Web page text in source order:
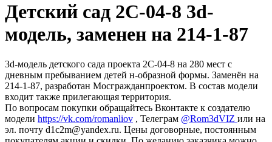
Детский сад 2С-04-8 3d-
модель, заменен на 214-1-87
3d-модель детского сада проекта 2С-04-8 на 280 мест с
дневным пребыванием детей н-образной формы. Заменён на
214-1-87, разработан Мосгражданпроектом. В состав модели
входит также прилегающая территория.
По вопросам покупки обращайтесь Вконтакте к создателю
модели https://vk.com/romanliov , Телеграм @Rom3dVIZ или на
эл. почту d1c2m@yandex.ru. Цены договорные, постоянным